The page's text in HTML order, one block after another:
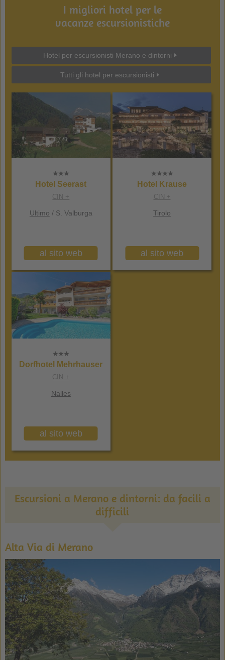
I migliori hotel per le
vacanze escursionistiche
Hotel per escursionisti Merano e dintorni
Tutti gli hotel per escursionisti
Hotel Seerast
CIN +
Ultimo / S. Valburga
al sito web
Hotel Krause
CIN +
Tirolo
al sito web
Dorfhotel Mehrhauser
CIN +
Nalles
al sito web
Escursioni a Merano e dintorni: da facili a
difficili
Alta Via di Merano